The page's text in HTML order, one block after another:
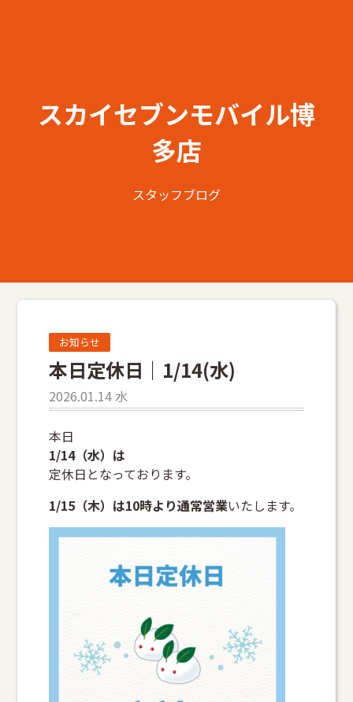
スカイセブンモバイル博
多店
スタッフブログ
お知らせ
本日定休日｜1/14(水)
2026.01.14 水
本日
1/14（水）は
定休日となっております。
1/15（木）は10時より通常営業いたします。